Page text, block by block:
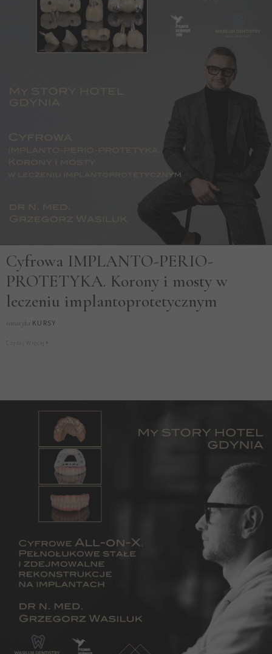
Cyfrowa IMPLANTO-PERIO-
PROTETYKA. Korony i mosty w
leczeniu implantoprotetycznym
tematyka KURSY